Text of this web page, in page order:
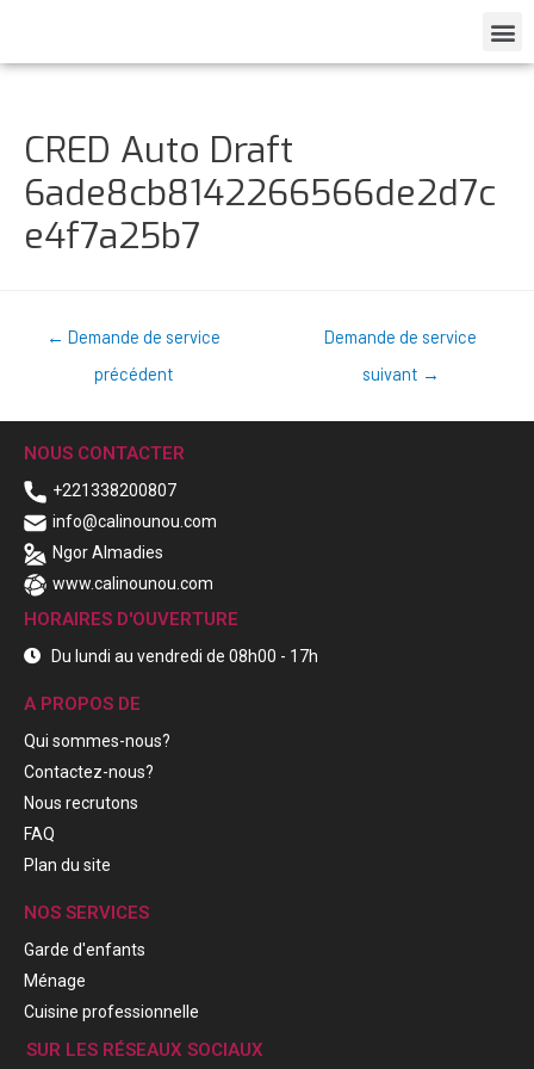
CRED Auto Draft
6ade8cb8142266566de2d7c
e4f7a25b7
← Demande de service
précédent
Demande de service
suivant →
NOUS CONTACTER
+221338200807
info@calinounou.com
Ngor Almadies
www.calinounou.com
HORAIRES D'OUVERTURE
Du lundi au vendredi de 08h00 - 17h
A PROPOS DE
Qui sommes-nous?
Contactez-nous?
Nous recrutons
FAQ
Plan du site
NOS SERVICES
Garde d'enfants
Ménage
Cuisine professionnelle
SUR LES RÉSEAUX SOCIAUX